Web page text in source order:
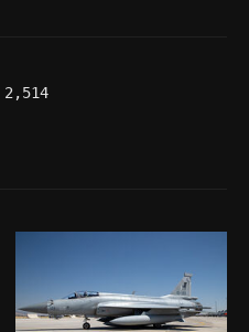
2,514